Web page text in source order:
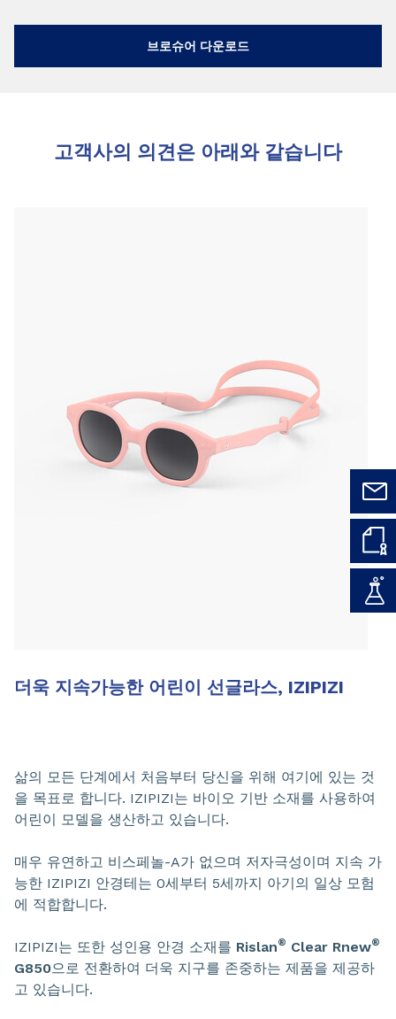
브로슈어 다운로드
고객사의 의견은 아래와 같습니다
더욱 지속가능한 어린이 선글라스, IZIPIZI
삶의 모든 단계에서 처음부터 당신을 위해 여기에 있는 것
을 목표로 합니다. IZIPIZI는 바이오 기반 소재를 사용하여
어린이 모델을 생산하고 있습니다.
매우 유연하고 비스페놀-A가 없으며 저자극성이며 지속 가
능한 IZIPIZI 안경테는 0세부터 5세까지 아기의 일상 모험
에 적합합니다.
IZIPIZI는 또한 성인용 안경 소재를 Rislan® Clear Rnew®
G850으로 전환하여 더욱 지구를 존중하는 제품을 제공하
고 있습니다.